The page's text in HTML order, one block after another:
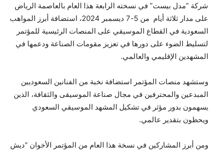
شركة “مدل بيست” في نسخته الرابعة هذا العام بالعاصمة الرياض
على مدار ثلاثة أيام من 5-7 ديسمبر 2024، استضافة أبرز المواهب
السعودية في القطاع الموسيقي على المنصات الرئيسية للمؤتمر
لتسليط الضوء على دورها في تعزيز مقومات الصناعة ودعمها في
المشهدين الإقليمي والعالمي.
وستشهد منصات المؤتمر استضافة نخبة من الفنانين السعوديين
المبدعين والمحترفين في مجال صناعة الموسيقى والثقافة، الذين
يسهمون بدور مؤثر في تشكيل المشهد الموسيقي السعودي
ويحظون بتقدير عالمي.
ومن أبرز المشاركين في نسخة هذا العام من المؤتمر الأخوان “ديش